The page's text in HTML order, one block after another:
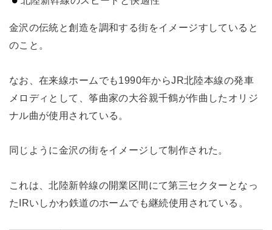
金沢の伝統と創造を調和する街をイメージすしていると
のこと。
なお、在来線ホームでも1990年からJR北陸本線の発車
メロディとして、筝曲家の大谷親千鶴が作曲したオリジ
ナル曲が使用されている。
同じように金沢の街をイメージして制作された。
これは、北陸新幹線の開業区間にて第三セクターとなっ
たIRいしかわ鉄道のホームでも継続使用されている。